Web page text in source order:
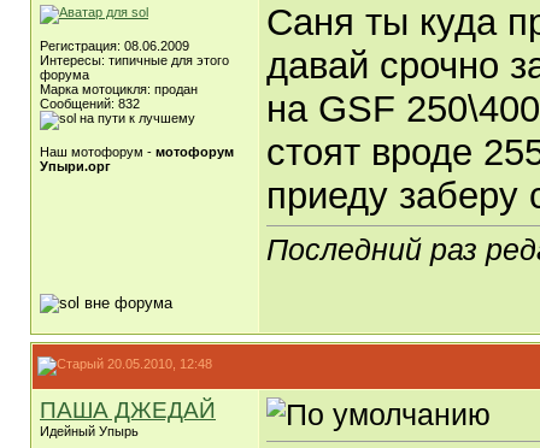
Регистрация: 08.06.2009
Интересы: типичные для этого
форума
Марка мотоцикля: продан
Сообщений: 832
Наш мотофорум - мотофорум
Упыри.орг
Саня ты куда
давай срочно
на GSF
стоят вроде
приеду заберу
Последний раз
20.05.2010, 12:48
ПАША ДЖЕДАЙ
Идейный Упырь